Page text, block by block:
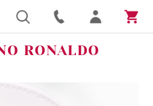
RONALDO